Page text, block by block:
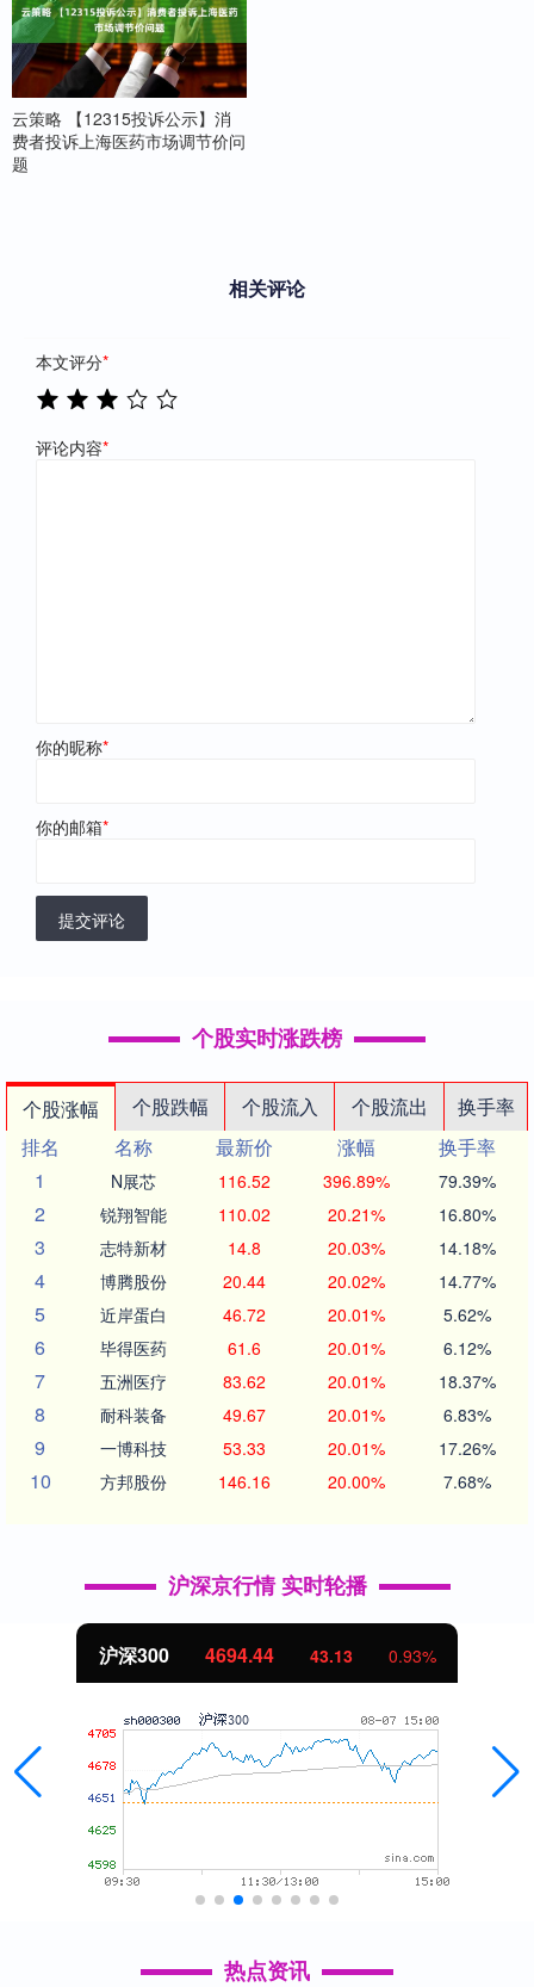
云策略 【12315投诉公示】消
费者投诉上海医药市场调节价问
题
相关评论
本文评分*
评论内容*
你的昵称*
你的邮箱*
提交评论
个股实时涨跌榜
个股涨幅 个股跌幅 个股流入 个股流出
换手率
排名
名称 最新价 涨幅
换手率
1
N展芯 116.52 396.89% 79.39%
2 锐翔智能 110.02 20.21% 16.80%
3 志特新材 14.8 20.03% 14.18%
4 博腾股份 20.44 20.02% 14.77%
5 近岸蛋白 46.72 20.01% 5.62%
6 毕得医药 61.6 20.01% 6.12%
7 五洲医疗 83.62 20.01% 18.37%
8 耐科装备 49.67 20.01% 6.83%
9 一博科技 53.33 20.01% 17.26%
10 方邦股份 146.16 20.00% 7.68%
沪深京行情 实时轮播
沪深300 4694.44 43.13 0.93%
热点资讯